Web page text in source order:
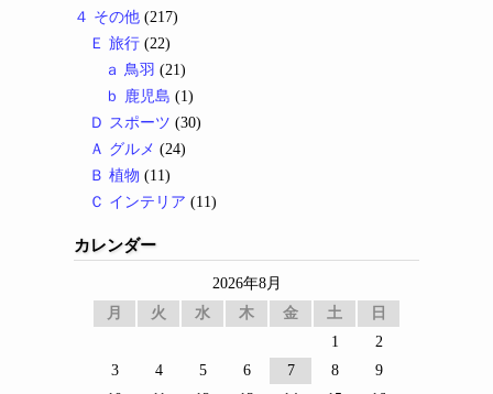
４ その他 (217)
Ｅ 旅行 (22)
ａ 鳥羽 (21)
ｂ 鹿児島 (1)
Ｄ スポーツ (30)
Ａ グルメ (24)
Ｂ 植物 (11)
Ｃ インテリア (11)
カレンダー
2026年8月
月
火 水 木 金 土
日
1
2
3
4 5 6 7 8
9